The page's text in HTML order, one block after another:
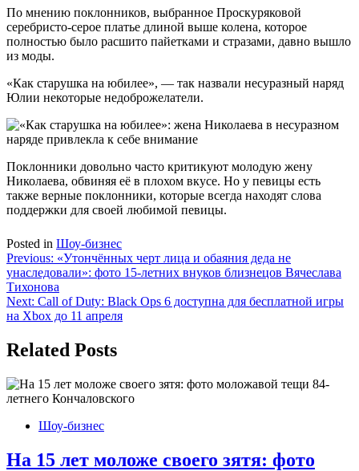
По мнению поклонников, выбранное Проскуряковой
серебристо-серое платье длиной выше колена, которое
полностью было расшито пайетками и стразами, давно вышло
из моды.
«Как старушка на юбилее», — так назвали несуразный наряд
Юлии некоторые недоброжелатели.
Поклонники довольно часто критикуют молодую жену
Николаева, обвиняя её в плохом вкусе. Но у певицы есть
также верные поклонники, которые всегда находят слова
поддержки для своей любимой певицы.
Posted in Шоу-бизнес
Навигация
по
записям
Previous: «Утончённых черт лица и обаяния деда не
унаследовали»: фото 15-летних внуков близнецов Вячеслава
Тихонова
Next: Call of Duty: Black Ops 6 доступна для бесплатной игры
на Xbox до 11 апреля
Related Posts
Шоу-бизнес
На 15 лет моложе своего зятя: фото